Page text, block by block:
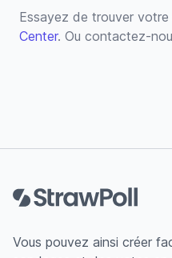
Essayez de trouver
Center. Ou contactez-
Vous pouvez ainsi créer